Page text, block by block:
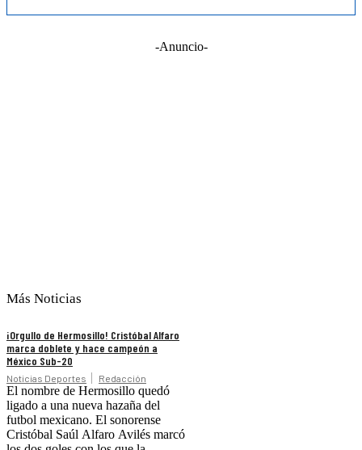
-Anuncio-
Más Noticias
¡Orgullo de Hermosillo! Cristóbal Alfaro
marca doblete y hace campeón a
México Sub-20
Noticias Deportes Redacción
El nombre de Hermosillo quedó
ligado a una nueva hazaña del
futbol mexicano. El sonorense
Cristóbal Saúl Alfaro Avilés marcó